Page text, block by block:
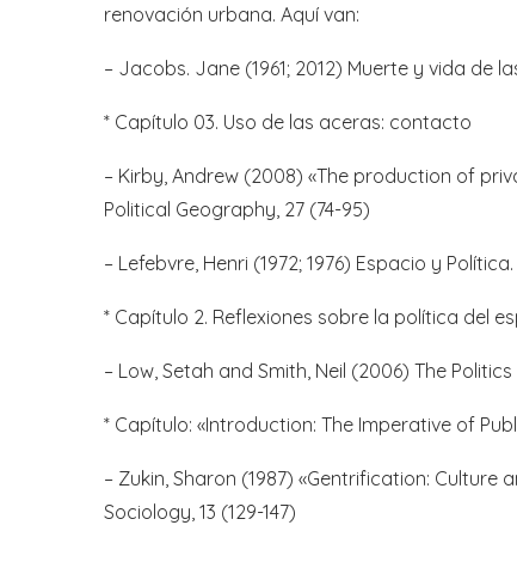
renovación urbana. Aquí van:
– Jacobs. Jane (1961; 2012) Muerte y vida de
* Capítulo 03. Uso de las aceras: contacto
– Kirby, Andrew (2008) «The production of
Political Geography, 27 (74-95)
– Lefebvre, Henri (1972; 1976) Espacio y
* Capítulo 2. Reflexiones sobre la política del
– Low, Setah and Smith, Neil (2006) The
* Capítulo: «Introduction: The Imperative of
– Zukin, Sharon (1987) «Gentrification: Culture
Sociology, 13 (129-147)